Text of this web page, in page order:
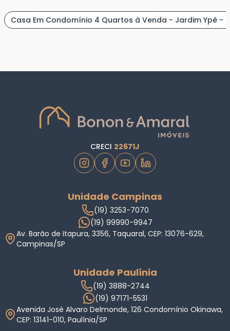
Casa Em Condomínio 4 Quartos à Venda - Jardim Ypê -
CRECI 22671J
Unidade Campinas
(19) 3253-7070
(19) 99990-9947
Av. Barão de Itapura, 3356, Taquaral, CEP: 13076-629,
Campinas/SP
Unidade Paulínia
(19) 3888-2744
(19) 97171-5531
Avenida José Alvaro Delmonde, 126 Condomínio Okinawa,
CEP: 13141-010, Paulínia/SP